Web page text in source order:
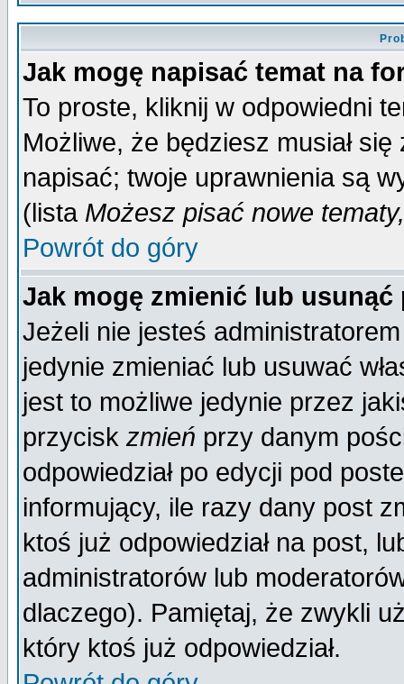
Jak mogę napisać temat na
To proste, kliknij w odpowiedni
Możliwe, że będziesz musiał
napisać; twoje uprawnienia są
(lista Możesz pisać nowe
Powrót do góry
Jak mogę zmienić lub usunąć
Jeżeli nie jesteś
jedynie zmieniać lub usuwać
jest to możliwe jedynie przez
przycisk zmień przy danym
odpowiedział po edycji pod
informujący, ile razy dany post
ktoś już odpowiedział na post,
administratorów lub
dlaczego). Pamiętaj, że zwykli
który ktoś już odpowiedział.